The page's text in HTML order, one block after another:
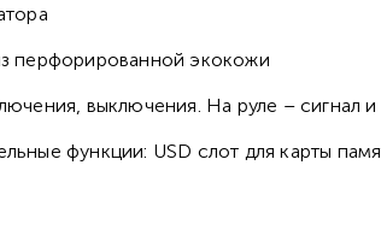
перфорированной экокожи
выключения. На руле – сигнал
функции: USD слот для карты